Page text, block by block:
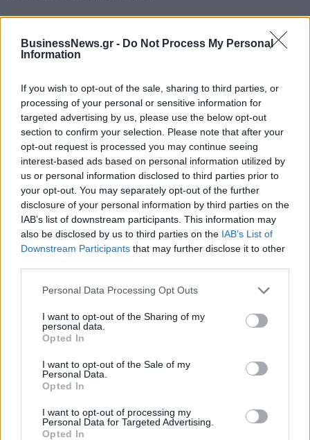
BusinessNews.gr - Do Not Process My Personal
Information
If you wish to opt-out of the sale, sharing to third parties, or
processing of your personal or sensitive information for
targeted advertising by us, please use the below opt-out
section to confirm your selection. Please note that after your
opt-out request is processed you may continue seeing
interest-based ads based on personal information utilized by
us or personal information disclosed to third parties prior to
your opt-out. You may separately opt-out of the further
disclosure of your personal information by third parties on the
IAB’s list of downstream participants. This information may
also be disclosed by us to third parties on the IAB’s List of
Downstream Participants that may further disclose it to other
Personal Data Processing Opt Outs
I want to opt-out of the Sharing of my
personal data.
Opted In
I want to opt-out of the Sale of my
Personal Data.
Opted In
I want to opt-out of processing my
Personal Data for Targeted Advertising.
Opted In
Stoiximan: «Πού ήσουν;» στις μεγάλες στιγμές του Ολυμπιακού
ΠΕΡΙΣΣΌΤΕΡΑ ΣΕ ΑΥΤΉ ΤΗΝ ΚΑΤΗΓΟΡΊΑ
Ινδονησία: Ο στρατός
βοήθεια στην πληγείσα
από τις πλημμύρες
Σουμάτρα
05/12/2025 - 14:30
Γερμανία: Ψηφίστηκαν οι
αλλαγές στην στρατιωτική
θητεία
05/12/2025 - 14:50